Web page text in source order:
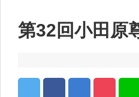
第32回小田原